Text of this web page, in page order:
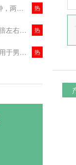
直驱式电脑花样机 | 2700针/分钟，两倍梳摆！主要用于安全气囊、箱包等缝制 热
直驱式电脑花样机 | 效率提高一倍左右！节约成本！ 热
亿豪 | 直驱式电脑花样机，广泛用于男女装、牛仔布、针织物、箱包等行业 热